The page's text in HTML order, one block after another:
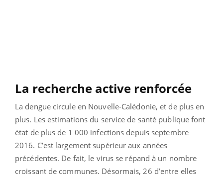
La recherche active renforcée
La dengue circule en Nouvelle-Calédonie, et de plus en
plus. Les estimations du service de santé publique font
état de plus de 1 000 infections depuis septembre
2016. C’est largement supérieur aux années
précédentes. De fait, le virus se répand à un nombre
croissant de communes. Désormais, 26 d’entre elles